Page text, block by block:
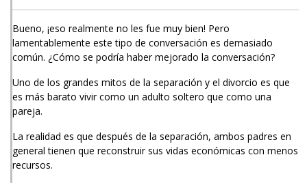
Bueno, ¡eso realmente no les fue muy bien! Pero
lamentablemente este tipo de conversación es demasiado
común. ¿Cómo se podría haber mejorado la conversación?
Uno de los grandes mitos de la separación y el divorcio es que
es más barato vivir como un adulto soltero que como una
pareja.
La realidad es que después de la separación, ambos padres en
general tienen que reconstruir sus vidas económicas con menos
recursos.